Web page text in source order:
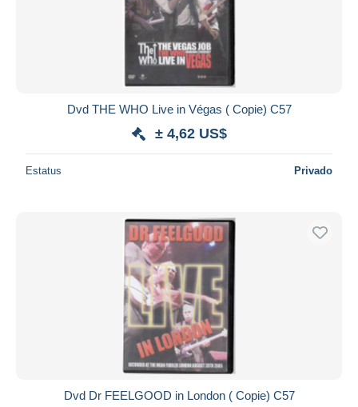
Dvd THE WHO Live in Végas ( Copie) C57
± 4,62 US$
Estatus Privado
Dvd Dr FEELGOOD in London ( Copie) C57